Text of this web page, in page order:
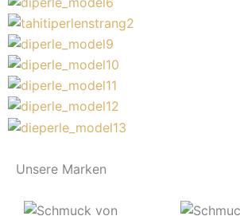
Unsere Marken